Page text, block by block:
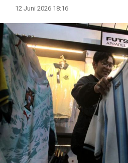
12 Juni 2026 18:16